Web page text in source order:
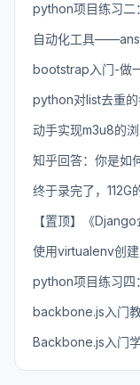
python项目练习二
自动化工具
bootstrap入门-做
python对list去重的
动手实现m3u8的
知乎回答：你是如
终于录完了，
【置顶】《
使用virtualenv创
python项目练习四
backbone.js入门
Backbone.js入门